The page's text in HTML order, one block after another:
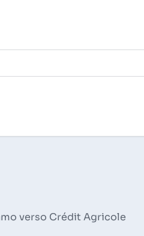
verso Crédit Agricole